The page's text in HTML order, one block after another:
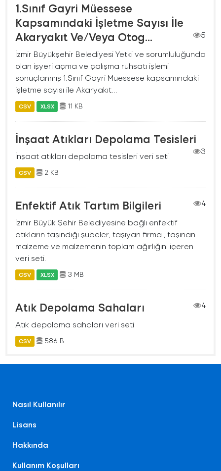
1.Sınıf Gayri Müessese
Kapsamındaki İşletme Sayısı İle
Akaryakıt Ve/Veya Otog...
5
İzmir Büyükşehir Belediyesi Yetki ve sorumluluğunda
olan işyeri açma ve çalışma ruhsatı işlemi
sonuçlanmış 1.Sınıf Gayri Müessese kapsamındaki
işletme sayısı ile Akaryakıt...
CSV XLSX 11 KB
İnşaat Atıkları Depolama Tesisleri
3
İnşaat atıkları depolama tesisleri veri seti
CSV 2 KB
Enfektif Atık Tartım Bilgileri
4
İzmir Büyük Şehir Belediyesine bağlı enfektif
atıkların taşındığı şubeler, taşıyan firma , taşınan
malzeme ve malzemenin toplam ağırlığını içeren
veri seti.
CSV XLSX 3 MB
Atık Depolama Sahaları
4
Atık depolama sahaları veri seti
CSV 586 B
Nasıl Kullanılır
Lisans
Hakkında
Kullanım Koşulları